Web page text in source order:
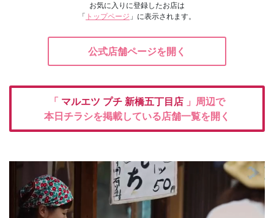
お気に入りに登録したお店は
「 トップページ 」に表示されます。
公式店舗ページを開く
「 マルエツ プチ 新橋五丁目店 」周辺で
本日チラシを掲載している店舗一覧を開く